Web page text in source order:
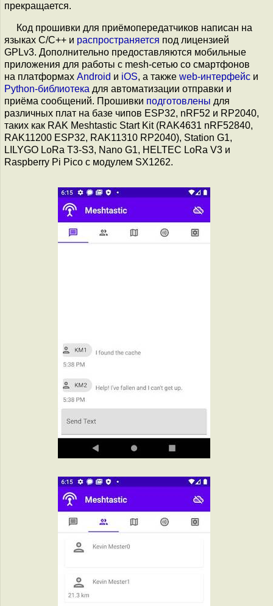
прекращается.
Код прошивки для приёмопередатчиков написан на
языках С/С++ и распространяется под лицензией
GPLv3. Дополнительно предоставляются мобильные
приложения для работы с mesh-сетью со смартфонов
на платформах Android и iOS, а также web-интерфейс и
Python-библиотека для автоматизации отправки и
приёма сообщений. Прошивки подготовлены для
различных плат на базе чипов ESP32, nRF52 и RP2040,
таких как RAK Meshtastic Start Kit (RAK4631 nRF52840,
RAK11200 ESP32, RAK11310 RP2040), Station G1,
LILYGO LoRa T3-S3, Nano G1, HELTEC LoRa V3 и
Raspberry Pi Pico с модулем SX1262.